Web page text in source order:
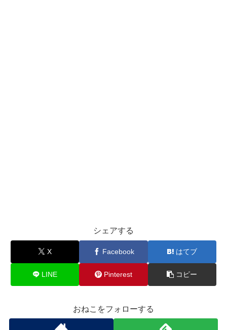
シェアする
X Facebook はてブ
LINE Pinterest コピー
おねこをフォローする